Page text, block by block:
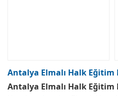
Antalya Elmalı Halk Eğitim
Antalya Elmalı Halk Eğitim